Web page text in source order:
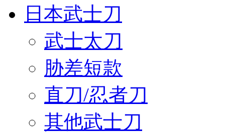
日本武士刀
武士太刀
胁差短款
直刀/忍者刀
其他武士刀